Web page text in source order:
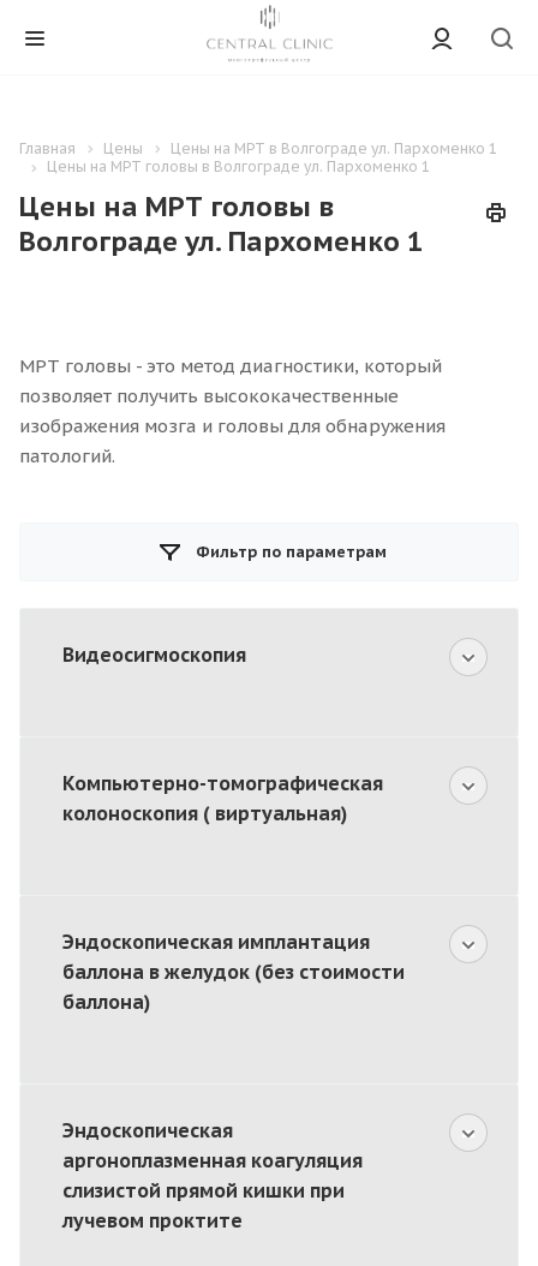
Главная Цены
Цены на МРТ в Волгограде ул. Пархоменко 1
Цены на МРТ головы в Волгограде ул. Пархоменко 1
Цены на МРТ головы в
Волгограде ул. Пархоменко 1
МРТ головы - это метод диагностики, который
позволяет получить высококачественные
изображения мозга и головы для обнаружения
патологий.
Фильтр по параметрам
Видеосигмоскопия
Компьютерно-томографическая
колоноскопия ( виртуальная)
Эндоскопическая имплантация
баллона в желудок (без стоимости
баллона)
Эндоскопическая
аргоноплазменная коагуляция
слизистой прямой кишки при
лучевом проктите